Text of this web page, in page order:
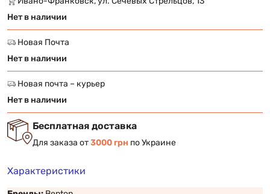
Нет в наличии
Новая Почта
Нет в наличии
Новая почта – курьер
Нет в наличии
Бесплатная доставка
Для заказа от3000 грн по Украине
Характеристики